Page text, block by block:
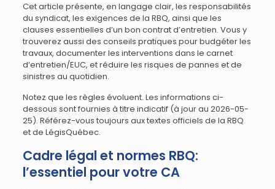
Cet article présente, en langage clair, les responsabilités
du syndicat, les exigences de la RBQ, ainsi que les
clauses essentielles d’un bon contrat d’entretien. Vous y
trouverez aussi des conseils pratiques pour budgéter les
travaux, documenter les interventions dans le carnet
d’entretien/EUC, et réduire les risques de pannes et de
sinistres au quotidien.
Notez que les règles évoluent. Les informations ci-
dessous sont fournies à titre indicatif (à jour au 2026-05-
25). Référez-vous toujours aux textes officiels de la RBQ
et de LégisQuébec.
Cadre légal et normes RBQ:
l’essentiel pour votre CA